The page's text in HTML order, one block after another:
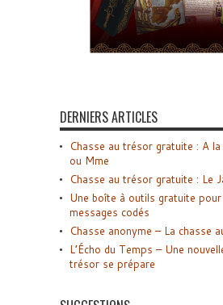
DERNIERS ARTICLES
Chasse au trésor gratuite : A
ou Mme
Chasse au trésor gratuite : Le
Une boîte à outils gratuite
messages codés
Chasse anonyme – La chasse
L’Écho du Temps – Une
trésor se prépare